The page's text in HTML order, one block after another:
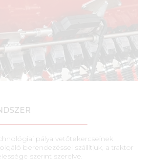
pálya vetőtekercseinek
berendezéssel szállítjuk, a traktor
szerint szerelve.